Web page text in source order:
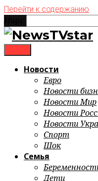
Перейти к содержанию
Новости
Евро
Новости
Новости Мир
Новости
Новости
Спорт
Шок
Семья
Дети